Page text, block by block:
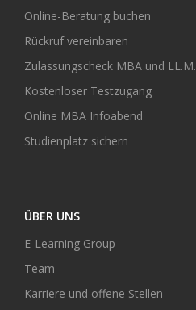
Online-Beratung buchen
Rückruf vereinbaren
Zulassungscheck MBA und LL.M.
Kostenloser Testzugang
Online MBA Infoabend
Studienplatz sichern
ÜBER UNS
E-Learning Group
Team
Karriere und offene Stellen